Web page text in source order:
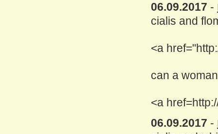
06.09.2017 -
cialis and
<a
can a
<a
06.09.2017 -